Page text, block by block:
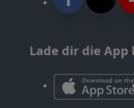
Lade dir die